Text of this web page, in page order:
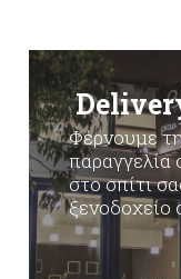
Φέρνουμε
παραγγελία
στο σπίτι
ξενοδοχείο